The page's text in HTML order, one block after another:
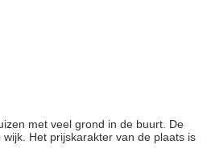
met veel grond in de buurt. De
Het prijskarakter van de plaats is